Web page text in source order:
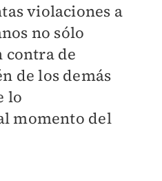
violaciones a
no sólo
contra de
de los demás
lo
momento del